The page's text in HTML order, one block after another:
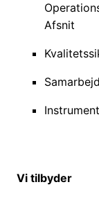
Afsnit
Vi tilbyder